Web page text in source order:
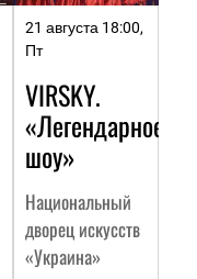
21 августа 18:00,
Пт
VIRSKY.
«Легендарное
шоу»
Национальный
дворец искусств
«Украина»